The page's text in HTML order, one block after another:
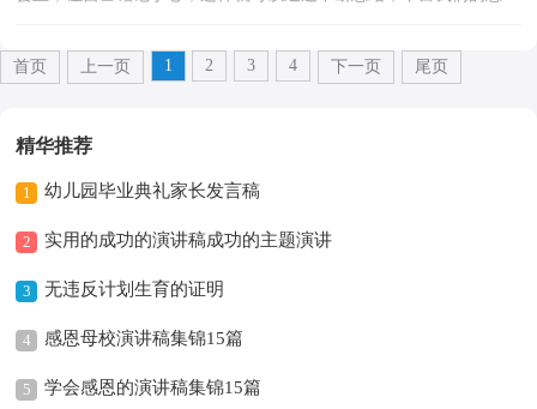
首页 上一页 1 2 3 4 下一页 尾页
精华推荐
1 幼儿园毕业典礼家长发言稿
2 实用的成功的演讲稿成功的主题演讲
3 无违反计划生育的证明
4 感恩母校演讲稿集锦15篇
5 学会感恩的演讲稿集锦15篇